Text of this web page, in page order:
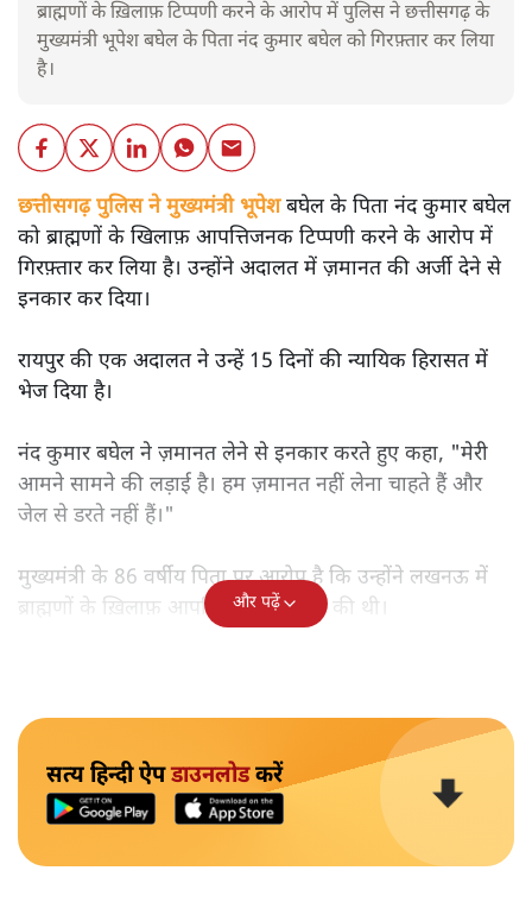
ब्राह्मणों के ख़िलाफ़ टिप्पणी करने के आरोप में पुलिस ने छत्तीसगढ़ के
मुख्यमंत्री भूपेश बघेल के पिता नंद कुमार बघेल को गिरफ़्तार कर लिया
है।
छत्तीसगढ़ पुलिस ने मुख्यमंत्री भूपेशबघेल के पिता नंद कुमार बघेल
को ब्राह्मणों के खिलाफ़ आपत्तिजनक टिप्पणी करने के आरोप में
गिरफ़्तार कर लिया है। उन्होंने अदालत में ज़मानत की अर्जी देने से
इनकार कर दिया।
रायपुर की एक अदालत ने उन्हें 15 दिनों की न्यायिक हिरासत में
भेज दिया है।
नंद कुमार बघेल ने ज़मानत लेने से इनकार करते हुए कहा, "मेरी
आमने सामने की लड़ाई है। हम ज़मानत नहीं लेना चाहते हैं और
जेल से डरते नहीं हैं।"
मुख्यमंत्री के 86 वर्षीय पिता पर आरोप है कि उन्होंने लखनऊ में
ब्राह्मणों के ख़िलाफ़ आपत्तिजनक टिप्पणी की थी।
और पढ़ें
सत्य हिन्दी ऐपडाउनलोडकरें